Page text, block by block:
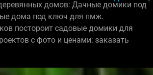
домов: Дачные домики под
дома под ключ для пмж.
постороит садовые домики для
с фото и ценами: заказать